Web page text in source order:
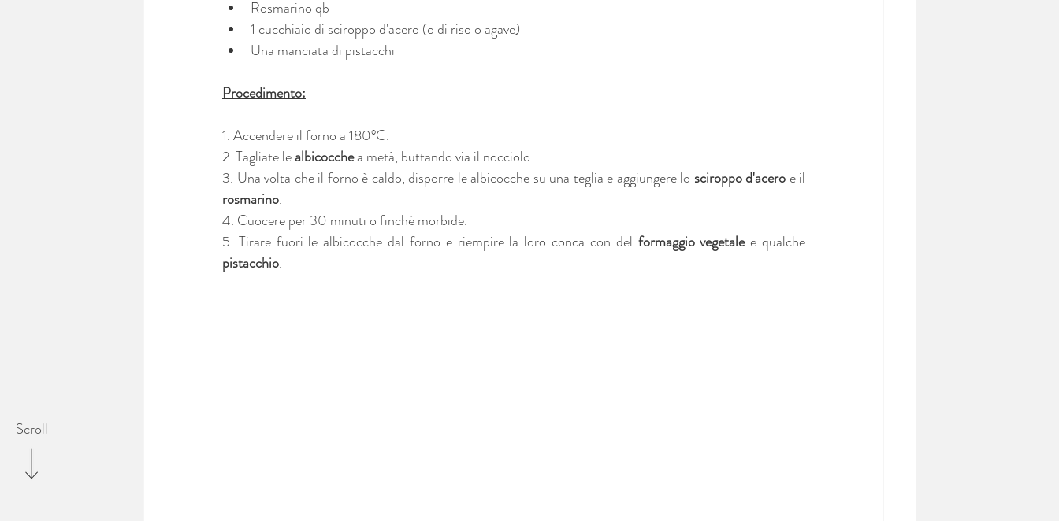
Scroll
Rosmarino qb
1 cucchiaio di sciroppo d'acero (o di riso o agave)
Una manciata di pistacchi
Procedimento:
1. Accendere il forno a 180°C.
2. Tagliate le albicocche a metà, buttando via il nocciolo.
3. Una volta che il forno è caldo, disporre le albicocche su una teglia e aggiungere lo sciroppo d'acero
rosmarino.
4. Cuocere per 30 minuti o finché morbide.
5. Tirare fuori le albicocche dal forno e riempire la loro conca con del formaggio vegetale
pistacchio.